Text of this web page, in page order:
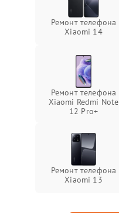
Ремонт телефона
Xiaomi 14
Ремонт телефона
Xiaomi Redmi Note
12 Pro+
Ремонт телефона
Xiaomi 13